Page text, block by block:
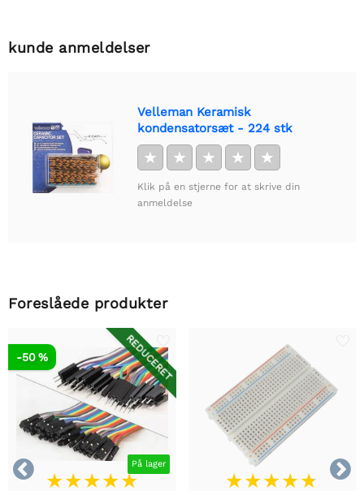
kunde anmeldelser
Velleman Keramisk
kondensatorsæt - 224 stk
★ ★ ★ ★ ★
Klik på en stjerne for at skrive din
anmeldelse
Foreslåede produkter


REDUCERET
På lager
-50 %